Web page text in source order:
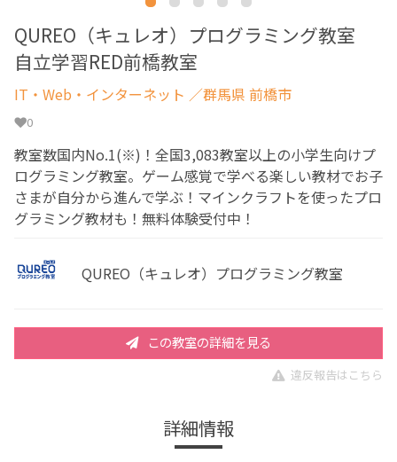
QUREO（キュレオ）プログラミング教室
自立学習RED前橋教室
IT・Web・インターネット ／群馬県 前橋市
0
教室数国内No.1(※)！全国3,083教室以上の小学生向けプ
ログラミング教室。ゲーム感覚で学べる楽しい教材でお子
さまが自分から進んで学ぶ！マインクラフトを使ったプロ
グラミング教材も！無料体験受付中！
QUREO（キュレオ）プログラミング教室
この教室の詳細を見る
違反報告はこちら
詳細情報